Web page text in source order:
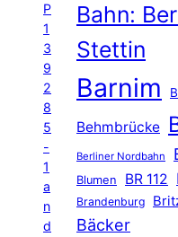
P
1
3
9
2
8
5
-
1
a
n
d
Bahn:
Stettin
Barnim
Behmbrücke
Berliner Nordbahn
Blumen BR 112
Brandenburg
Bäcker